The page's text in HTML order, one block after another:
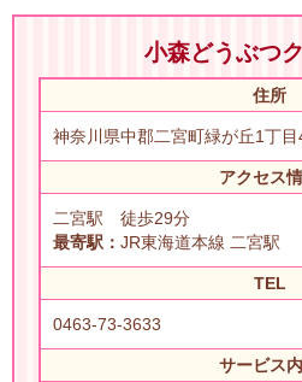
小森どうぶつ
住所
神奈川県中郡二宮町緑が丘1丁目
アクセス
二宮駅 徒歩29分
最寄駅： JR東海道本線 二宮駅
TEL
0463-73-3633
サービス